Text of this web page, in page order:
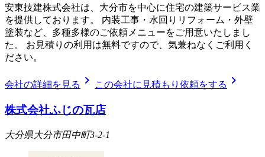
安東技建株式会社は、大分市を中心に住宅の建築サービス業
を提供しております。 内装工事・水回りリフォーム・外壁
塗装など、多種多様のご依頼メニューをご用意いたしまし
た。 お見積りの利用は無料ですので、気兼ねなくご利用く
ださい。
会社の詳細を見る chevron_right この会社に見積もり依頼をする chevron_right
株式会社ふじの瓦店
大分県大分市田中町3-2-1